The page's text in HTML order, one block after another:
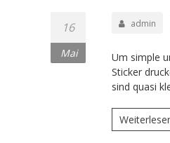
16
Mai
admin
Um simple
Sticker
sind quasi